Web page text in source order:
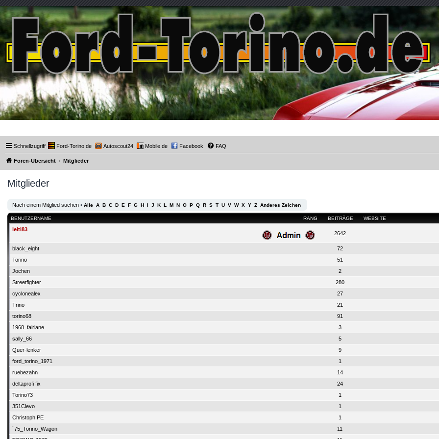
Ford-Torino.de
Schnellzugriff Ford-Torino.de Autoscout24 Mobile.de Facebook FAQ
Foren-Übersicht Mitglieder
Mitglieder
Nach einem Mitglied suchen • Alle A B C D E F G H I J K L M N O P Q R S T U V W X Y Z Anderes Zeichen
RANG
BENUTZERNAME BEITRÄGE WEBSITE
leiti83
2642
black_eight 72
Torino
51
Jochen
2
Streetfighter
280
cyclonealex
27
Trino
21
torino68
91
1968_fairlane
3
sally_66
5
Quer-lenker
9
ford_torino_1971
1
ruebezahn
14
deltaprofi fix
24
Torino73
1
351Clevo
1
Christoph PE
1
`75_Torino_Wagon
11